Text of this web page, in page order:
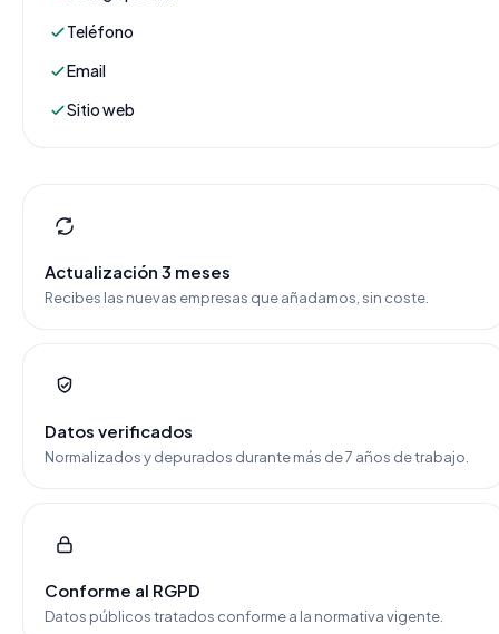
Teléfono
Email
Sitio web
Actualización 3 meses
Recibes las nuevas empresas que añadamos, sin coste.
Datos verificados
Normalizados y depurados durante más de 7 años de trabajo.
Conforme al RGPD
Datos públicos tratados conforme a la normativa vigente.